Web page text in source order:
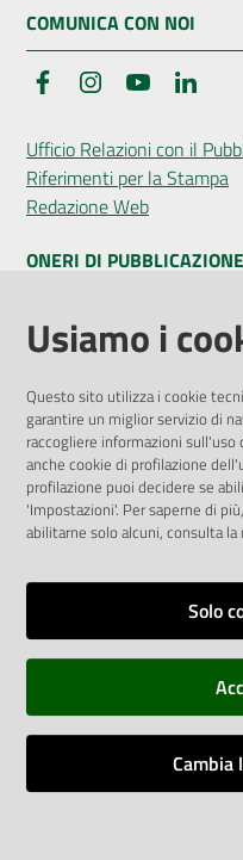
COMUNICA CON NOI
FacebookInstagramYouTube
Ufficio Relazioni con il
Riferimenti per la Stampa
Redazione Web
ONERI DI PUBBLICAZIONE
Amministrazione
Pubblicità legale
Privacy Policy
Attuazione Misure PNRR
Liste di Attesa
ENTI, IMPRESE E
Fatturazione Elettronica
Richiesta Patrocinio
Dichiarazione di Accessibilità
Dati di Monitoraggio
Usiamo i
Questo sito utilizza i cookie
garantire un miglior servizio di
raccogliere informazioni
anche cookie di profilazione
profilazione puoi decidere se
'Impostazioni'. Per saperne di
abilitarne solo alcuni, consulta
Solo
Cambia